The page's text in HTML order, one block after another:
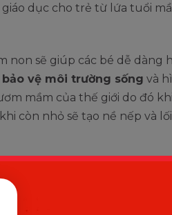
dục cho trẻ từ lứa tuổi
non sẽ giúp các bé dễ dàng
vệ môi trường sống và
mầm của thế giới do đó
còn nhỏ sẽ tạo nề nếp và